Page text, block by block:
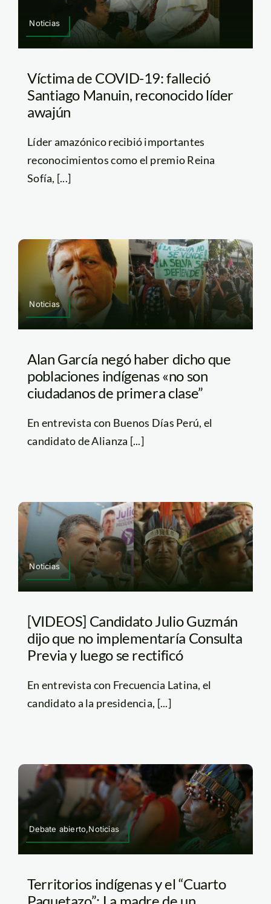
Noticias
Víctima de COVID-19: falleció
Santiago Manuin, reconocido líder
awajún
Líder amazónico recibió importantes
reconocimientos como el premio Reina
Sofía, [...]
Noticias
Alan García negó haber dicho que
poblaciones indígenas «no son
ciudadanos de primera clase”
En entrevista con Buenos Días Perú, el
candidato de Alianza [...]
Noticias
[VIDEOS] Candidato Julio Guzmán
dijo que no implementaría Consulta
Previa y luego se rectificó
En entrevista con Frecuencia Latina, el
candidato a la presidencia, [...]
Debate abierto,Noticias
Territorios indígenas y el “Cuarto